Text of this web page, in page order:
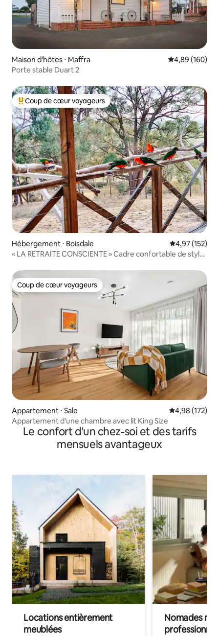
Maison d'hôtes ⋅ Maffra Évaluation
4,89 (160)
Porte stable Duart 2
Coups de cœur voyageurs les plus appréciés
Coup de cœur voyageurs
Hébergement ⋅ Boisdale Évaluation
4,97 (152)
« LA RETRAITE CONSCIENTE » Cadre confortable de style
Coup de cœur voyageurs
Coup de cœur voyageurs
Appartement ⋅ Sale Évaluation
4,98 (172)
Appartement d'une chambre avec lit King Size
Le confort d'un chez-soi et des tarifs
mensuels avantageux
Locations entièrement
meublées
Nomades